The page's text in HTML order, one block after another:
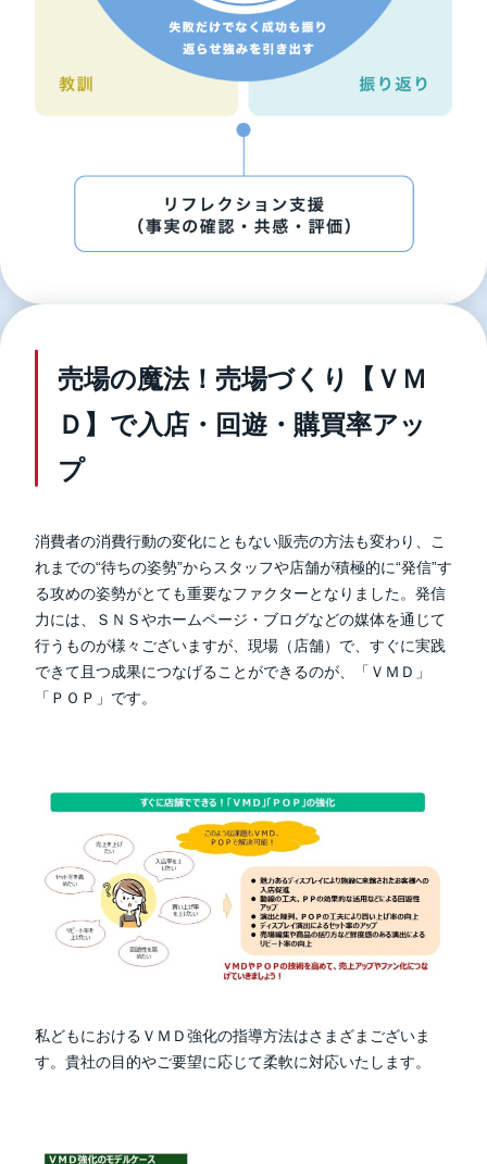
売場の魔法！売場づくり【ＶＭ
Ｄ】で入店・回遊・購買率アッ
プ
消費者の消費行動の変化にともない販売の方法も変わり、こ
れまでの“待ちの姿勢”からスタッフや店舗が積極的に“発信”す
る攻めの姿勢がとても重要なファクターとなりました。発信
力には、ＳＮＳやホームページ・ブログなどの媒体を通じて
行うものが様々ございますが、現場（店舗）で、すぐに実践
できて且つ成果につなげることができるのが、
「ＶＭＤ」
「ＰＯＰ」 です。
私どもにおけるＶＭＤ強化の指導方法はさまざまございま
す。貴社の目的やご要望に応じて柔軟に対応いたします。